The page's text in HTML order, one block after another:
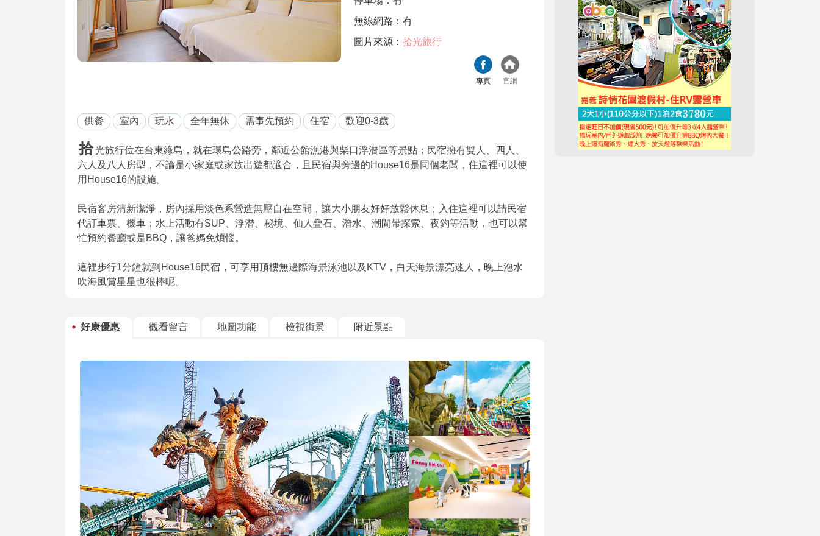
無線網路：有
圖片來源：拾光旅行
專頁 官網
供餐 室內 玩水 全年無休 需事先預約 住宿 歡迎0-3歲
拾光旅行位在台東綠島，就在環島公路旁，鄰近公館漁港與柴口浮潛區等景點；民宿擁有雙人、四人、
六人及八人房型，不論是小家庭或家族出遊都適合，且民宿與旁邊的House16是同個老闆，住這裡可以使
用House16的設施。
民宿客房清新潔淨，房內採用淡色系營造無壓自在空間，讓大小朋友好好放鬆休息；入住這裡可以請民宿
代訂車票、機車；水上活動有SUP、浮潛、秘境、仙人疊石、潛水、潮間帶探索、夜釣等活動，也可以幫
忙預約餐廳或是BBQ，讓爸媽免煩惱。
這裡步行1分鐘就到House16民宿，可享用頂樓無邊際海景泳池以及KTV，白天海景漂亮迷人，晚上泡水
吹海風賞星星也很棒呢。
好康優惠 觀看留言 地圖功能 檢視街景 附近景點